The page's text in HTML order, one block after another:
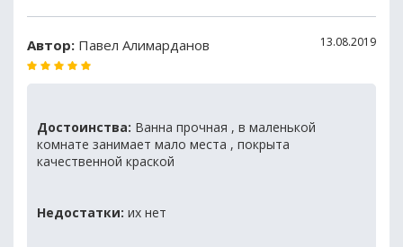
Автор: Павел Алимарданов 13.08.2019
Достоинства: Ванна прочная , в маленькой
комнате занимает мало места , покрыта
качественной краской
Недостатки: их нет